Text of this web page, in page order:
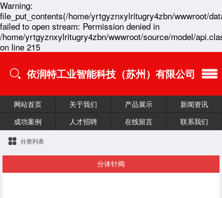
Warning:
file_put_contents(/home/yrtgyznxylritugry4zbn/wwwroot/
failed to open stream: Permission denied in
/home/yrtgyznxylritugry4zbn/wwwroot/source/model/
on line 215
依润特工业智能科技（苏州）有限公司
网站首页 关于我们 产品展示
新闻资讯
成功案例
人才招聘 在线留言 联系我们
分类列表
分体针阀